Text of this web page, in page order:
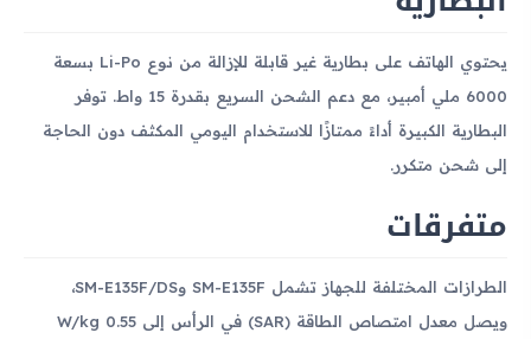
يحتوي الهاتف على بطارية غير قابلة للإزالة من نوع Li-Po بسعة
6000 ملي أمبير، مع دعم الشحن السريع بقدرة 15 واط. توفر
البطارية الكبيرة أداءً ممتازًا للاستخدام اليومي المكثف دون الحاجة
إلى شحن متكرر.
متفرقات
الطرازات المختلفة للجهاز تشمل SM-E135F وSM-E135F/DS،
ويصل معدل امتصاص الطاقة (SAR) في الرأس إلى 0.55 W/kg